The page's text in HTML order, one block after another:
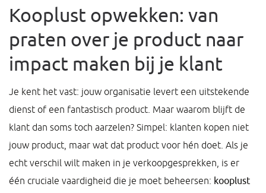
Kooplust opwekken: van
praten over je product naar
impact maken bij je klant
Je kent het vast: jouw organisatie levert een uitstekende
dienst of een fantastisch product. Maar waarom blijft de
klant dan soms toch aarzelen? Simpel: klanten kopen niet
jouw product, maar wat dat product voor hén doet. Als je
echt verschil wilt maken in je verkoopgesprekken, is er
één cruciale vaardigheid die je moet beheersen: kooplust